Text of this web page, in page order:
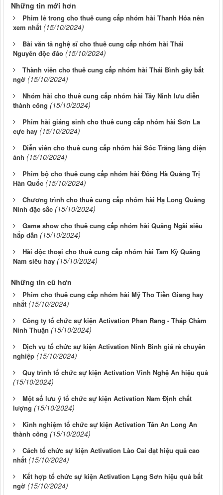
Những tin mới hơn
Phim lẻ trong cho thuê cung cấp nhóm hài Thanh Hóa nên
xem nhất (15/10/2024)
Bài văn tả nghệ sĩ cho thuê cung cấp nhóm hài Thái
Nguyên độc đáo (15/10/2024)
Thành viên cho thuê cung cấp nhóm hài Thái Bình gây bất
ngờ (15/10/2024)
Nhóm hài cho thuê cung cấp nhóm hài Tây Ninh lưu diễn
thành công (15/10/2024)
Phim hài giáng sinh cho thuê cung cấp nhóm hài Sơn La
cực hay (15/10/2024)
Diễn viên cho thuê cung cấp nhóm hài Sóc Trăng làng điện
ảnh (15/10/2024)
Phim bộ cho thuê cung cấp nhóm hài Đông Hà Quảng Trị
Hàn Quốc (15/10/2024)
Chương trình cho thuê cung cấp nhóm hài Hạ Long Quảng
Ninh đặc sắc (15/10/2024)
Game show cho thuê cung cấp nhóm hài Quảng Ngãi siêu
hấp dẫn (15/10/2024)
Hài độc thoại cho thuê cung cấp nhóm hài Tam Kỳ Quảng
Nam siêu hay (15/10/2024)
Những tin cũ hơn
Phim cho thuê cung cấp nhóm hài Mỹ Tho Tiền Giang hay
nhất (15/10/2024)
Công ty tổ chức sự kiện Activation Phan Rang - Tháp Chàm
Ninh Thuận (15/10/2024)
Dịch vụ tổ chức sự kiện Activation Ninh Bình giá rẻ chuyên
nghiệp (15/10/2024)
Quy trình tổ chức sự kiện Activation Vinh Nghệ An hiệu quả
(15/10/2024)
Một số lưu ý tổ chức sự kiện Activation Nam Định chất
lượng (15/10/2024)
Kinh nghiệm tổ chức sự kiện Activation Tân An Long An
thành công (15/10/2024)
Cách tổ chức sự kiện Activation Lào Cai đạt hiệu quả cao
nhất (15/10/2024)
Kết hợp tổ chức sự kiện Activation Lạng Sơn hiệu quả bất
ngờ (15/10/2024)